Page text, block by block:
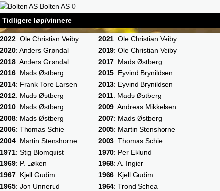
Bolten AS 0
Tidligere løp/vinnere
2022: Ole Christian Veiby 2021: Ole Christian Veiby
2020: Anders Grøndal 2019: Ole Christian Veiby
2018: Anders Grøndal 2017: Mads Østberg
2016: Mads Østberg 2015: Eyvind Brynildsen
2014: Frank Tore Larsen 2013: Eyvind Brynildsen
2012: Mads Østberg 2011: Mads Østberg
2010: Mads Østberg 2009: Andreas Mikkelsen
2008: Mads Østberg 2007: Mads Østberg
2006: Thomas Schie 2005: Martin Stenshorne
2004: Martin Stenshorne 2003: Thomas Schie
1971: Stig Blomquist 1970: Per Eklund
1969: P. Løken 1968: A. Ingier
1967: Kjell Gudim 1966: Kjell Gudim
1965: Jon Unnerud 1964: Trond Schea